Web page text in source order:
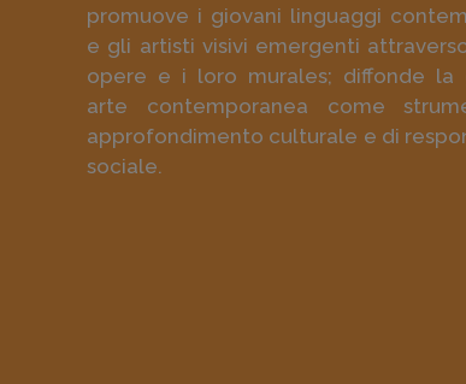
promuove i giovani linguaggi
e gli artisti visivi emergenti
opere e i loro murales; diffonde la
arte contemporanea come
approfondimento culturale e di
sociale.